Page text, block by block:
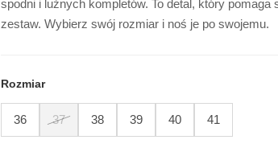
spodni i luźnych kompletów. To detal, który pomaga
zestaw. Wybierz swój rozmiar i noś je po swojemu.
Rozmiar
36 37 38 39 40 41
plażę
Lee